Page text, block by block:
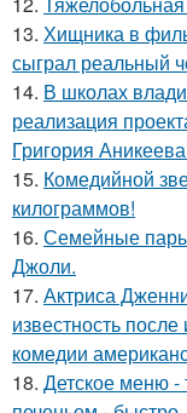
13. Хищника в
сыграл реальный
14. В школах
реализация
Григория
15. Комедийной
килограммов!
16. Семейные
Джоли.
17. Актриса
известность
комедии
18. Детское меню -